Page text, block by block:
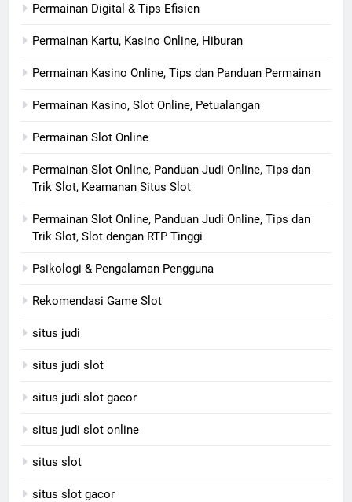
Permainan Digital & Tips Efisien
Permainan Kartu, Kasino Online, Hiburan
Permainan Kasino Online, Tips dan Panduan Permainan
Permainan Kasino, Slot Online, Petualangan
Permainan Slot Online
Permainan Slot Online, Panduan Judi Online, Tips dan
Trik Slot, Keamanan Situs Slot
Permainan Slot Online, Panduan Judi Online, Tips dan
Trik Slot, Slot dengan RTP Tinggi
Psikologi & Pengalaman Pengguna
Rekomendasi Game Slot
situs judi
situs judi slot
situs judi slot gacor
situs judi slot online
situs slot
situs slot gacor